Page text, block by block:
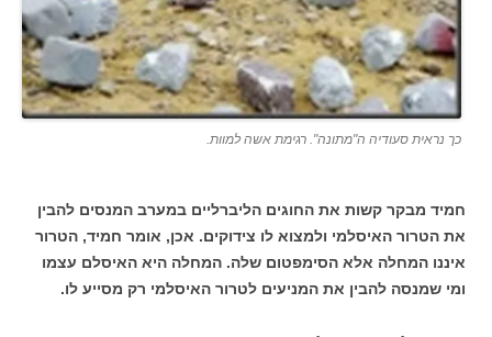
כך נראית סעודיה ה"מתונה". רגימת אשה למוות.
חמיד מבקר קשות את החוגים הליברליים במערב המנסים להבין
את הטרור האיסלמי ולמצוא לו צידוקים. אכן, אומר חמיד, הטרור
איננו המחלה אלא הסימפטום שלה. המחלה היא האיסלם עצמו
ומי שמנסה להבין את המניעים לטרור האיסלמי רק מסייע לו.